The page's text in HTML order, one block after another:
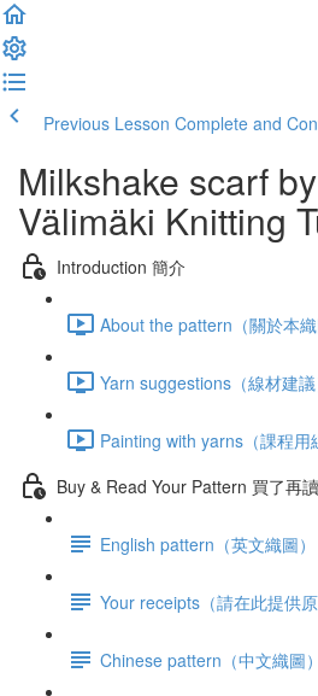
Previous Lesson Complete and
Milkshake scarf
Välimäki Knitting
Introduction 簡介
About the pattern（關於本
Yarn suggestions（線材建
Painting with yarns（課程用
Buy & Read Your Pattern 買了再讀
English pattern（英文織圖）
Your receipts（請在此提供原
Chinese pattern（中文織圖